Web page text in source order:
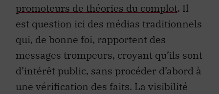
promoteurs de théories du complot. Il
est question ici des médias traditionnels
qui, de bonne foi, rapportent des
messages trompeurs, croyant qu’ils sont
d’intérêt public, sans procéder d’abord à
une vérification des faits. La visibilité